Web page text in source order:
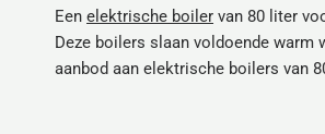
Eenelektrische boiler van 80 liter
Deze boilers slaan voldoende warm
aanbod aan elektrische boilers van